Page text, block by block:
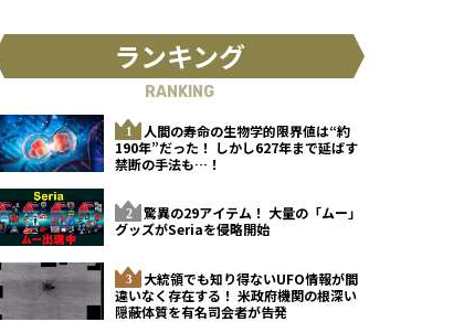
ランキング
RANKING
人間の寿命の生物学的限界値は“約
190年”だった！ しかし627年まで延ばす
禁断の手法も…！
驚異の29アイテム！ 大量の「ムー」
グッズがSeriaを侵略開始
大統領でも知り得ないUFO情報が間
違いなく存在する！ 米政府機関の根深い
隠蔽体質を有名司会者が告発